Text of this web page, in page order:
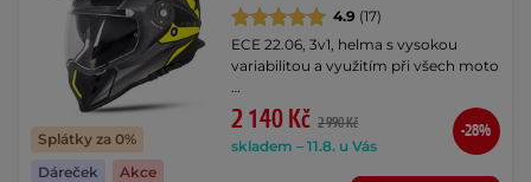
Splátky za 0%
Dáreček
Akce
4.9 (17)
ECE 22.06, 3v1, helma s vysokou
variabilitou a využitím při všech moto
2 140 Kč 2 990 Kč
skladem – 11.8. u Vás
-28%